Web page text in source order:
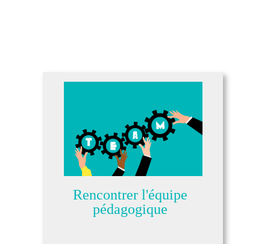
Rencontrer l'équipe
pédagogique